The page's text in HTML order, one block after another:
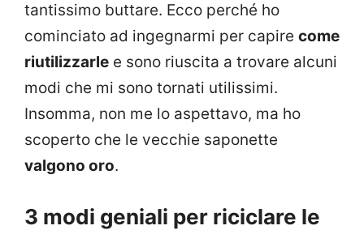
tantissimo buttare. Ecco perché ho
cominciato ad ingegnarmi per capire come
riutilizzarle e sono riuscita a trovare alcuni
modi che mi sono tornati utilissimi.
Insomma, non me lo aspettavo, ma ho
scoperto che le vecchie saponette
valgono oro.
3 modi geniali per riciclare le